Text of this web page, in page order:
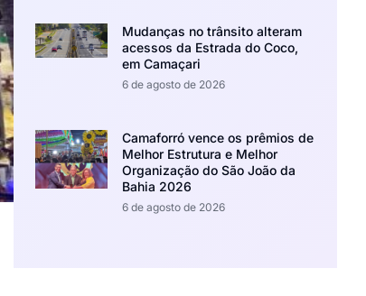
Mudanças no trânsito alteram
acessos da Estrada do Coco,
em Camaçari
6 de agosto de 2026
Camaforró vence os prêmios de
Melhor Estrutura e Melhor
Organização do São João da
Bahia 2026
6 de agosto de 2026